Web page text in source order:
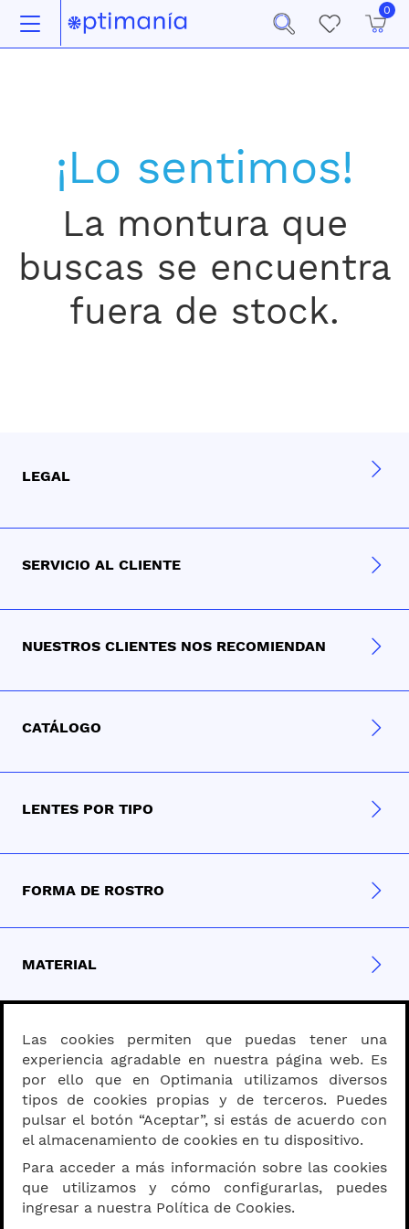
0
¡Lo sentimos!
La montura que
buscas se encuentra
fuera de stock.
LEGAL
SERVICIO AL CLIENTE
NUESTROS CLIENTES NOS RECOMIENDAN
CATÁLOGO
LENTES POR TIPO
FORMA DE ROSTRO
MATERIAL
PROGRESIVOS - BIFOCALES
SOBRE OPTIMANIA
MEDIDA DE VISTA
Las cookies permiten que puedas tener una
experiencia agradable en nuestra página web. Es
por ello que en Optimania utilizamos diversos
tipos de cookies propias y de terceros. Puedes
pulsar el botón “Aceptar”, si estás de acuerdo con
el almacenamiento de cookies en tu dispositivo.
Para acceder a más información sobre las cookies
que utilizamos y cómo configurarlas, puedes
ingresar a nuestra Política de Cookies.